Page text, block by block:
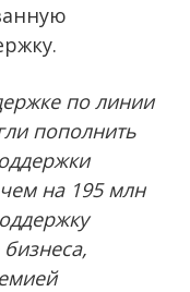
по линии
пополнить
на 195 млн